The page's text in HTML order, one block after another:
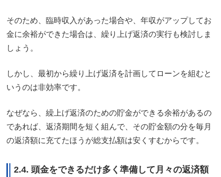
そのため、臨時収入があった場合や、年収がアップしてお
金に余裕ができた場合は、繰り上げ返済の実行も検討しま
しょう。
しかし、最初から繰り上げ返済を計画してローンを組むと
いうのは非効率です。
なぜなら、繰上げ返済のための貯金ができる余裕があるの
であれば、返済期間を短く組んで、その貯金額の分を毎月
の返済額に充てたほうが総支払額は安くすむからです。
2.4. 頭金をできるだけ多く準備して月々の返済額